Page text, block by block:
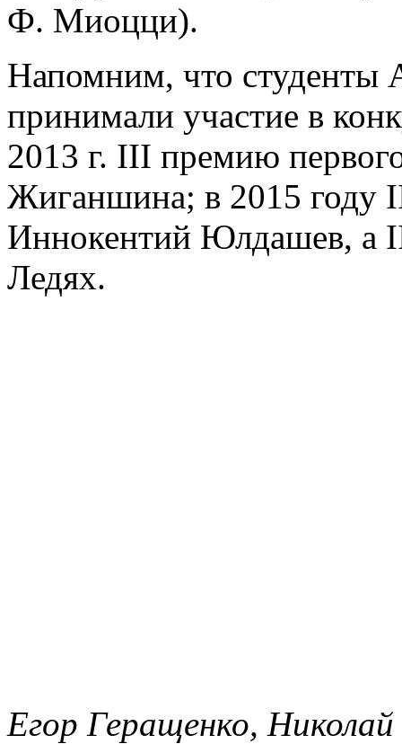
Ф. Миоцци).
Напомним, что студенты
принимали участие в
2013 г. III премию
Жиганшина; в 2015 году
Иннокентий Юлдашев, а
Ледях.
Егор Геращенко,